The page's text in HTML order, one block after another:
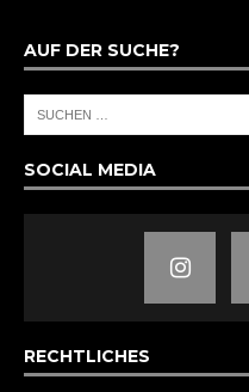
AUF DER SUCHE?
SOCIAL MEDIA
RECHTLICHES